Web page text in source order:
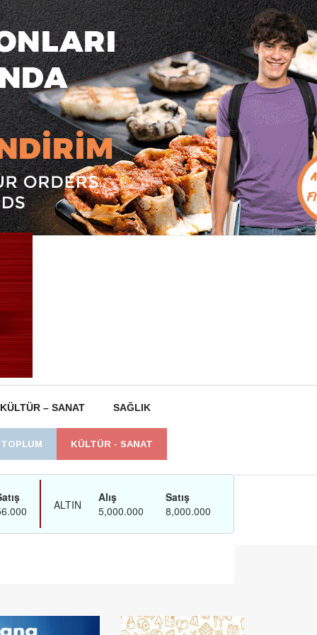
KÜLTÜR – SANAT SAĞLIK
KÜLTÜR - SANAT